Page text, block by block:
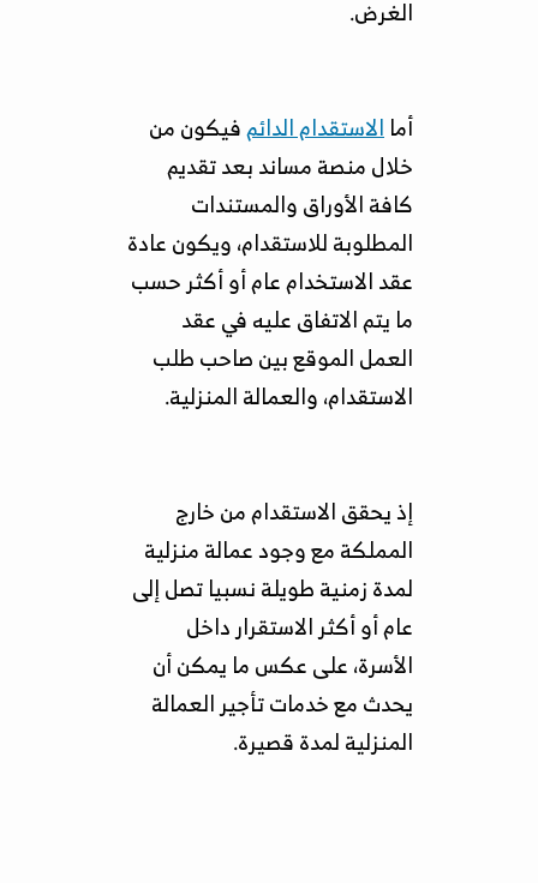
الغرض.
أماالاستقدام الدائمفيكون من
خلال منصة مساند بعد تقديم
كافة الأوراق والمستندات
المطلوبة للاستقدام، ويكون عادة
عقد الاستخدام عام أو أكثر حسب
ما يتم الاتفاق عليه في عقد
العمل الموقع بين صاحب طلب
الاستقدام، والعمالة المنزلية.
إذ يحقق الاستقدام من خارج
المملكة مع وجود عمالة منزلية
لمدة زمنية طويلة نسبيا تصل إلى
عام أو أكثر الاستقرار داخل
الأسرة، على عكس ما يمكن أن
يحدث مع خدمات تأجير العمالة
المنزلية لمدة قصيرة.